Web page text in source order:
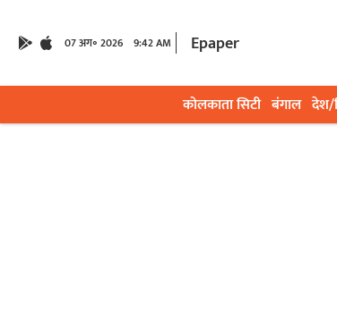
07 अग॰ 2026 9:42 AM Epaper
कोलकाता सिटी बंगाल देश/